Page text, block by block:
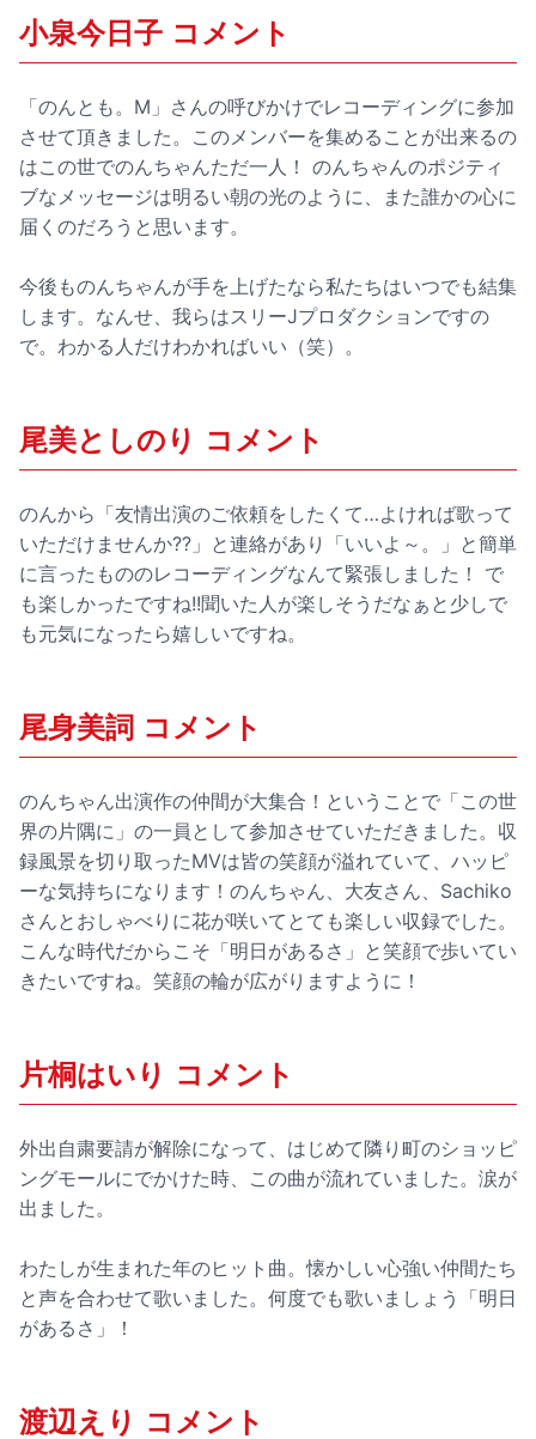
小泉今日子 コメント
「のんとも。M」さんの呼びかけでレコーディングに参加
させて頂きました。このメンバーを集めることが出来るの
はこの世でのんちゃんただ一人！ のんちゃんのポジティ
ブなメッセージは明るい朝の光のように、また誰かの心に
届くのだろうと思います。
今後ものんちゃんが手を上げたなら私たちはいつでも結集
します。なんせ、我らはスリーJプロダクションですの
で。わかる人だけわかればいい（笑）。
尾美としのり コメント
のんから「友情出演のご依頼をしたくて…よければ歌って
いただけませんか??」と連絡があり「いいよ～。」と簡単
に言ったもののレコーディングなんて緊張しました！ で
も楽しかったですね!!聞いた人が楽しそうだなぁと少しで
も元気になったら嬉しいですね。
尾身美詞 コメント
のんちゃん出演作の仲間が大集合！ということで「この世
界の片隅に」の一員として参加させていただきました。収
録風景を切り取ったMVは皆の笑顔が溢れていて、ハッピ
ーな気持ちになります！のんちゃん、大友さん、Sachiko
さんとおしゃべりに花が咲いてとても楽しい収録でした。
こんな時代だからこそ「明日があるさ」と笑顔で歩いてい
きたいですね。笑顔の輪が広がりますように！
片桐はいり コメント
外出自粛要請が解除になって、はじめて隣り町のショッピ
ングモールにでかけた時、この曲が流れていました。涙が
出ました。
わたしが生まれた年のヒット曲。懐かしい心強い仲間たち
と声を合わせて歌いました。何度でも歌いましょう「明日
があるさ」！
渡辺えり コメント